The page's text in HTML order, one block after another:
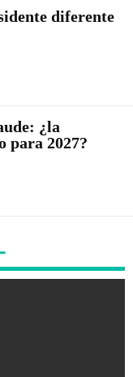
diferente
¿la
para 2027?